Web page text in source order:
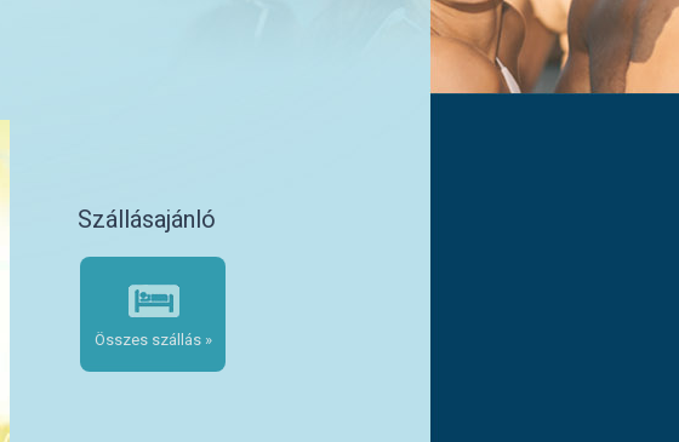
Szállásajánló
Összes szállás »